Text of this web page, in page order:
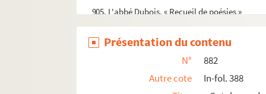
905. L'abbé Dubois. « Recueil de poésies »
906. Dom Blanchard. « Histoire de l'Abbaye
907. Paul D. Bernier. « Un Baconien éclectique
908. Le docteur Panel. « Enkouduko al
909. Etudes vétérinaires
Présentation du contenu
N°
882
Autre cote
In-fol. 388